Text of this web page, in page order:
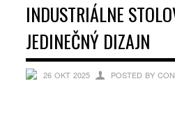
INDUSTRIÁLNE
JEDINEČNÝ DIZAJN
26 OKT 2025 POSTED BY